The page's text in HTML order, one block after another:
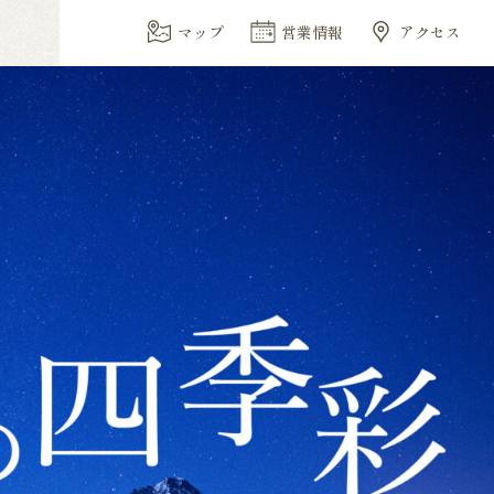
マップ 営業情報 アクセス